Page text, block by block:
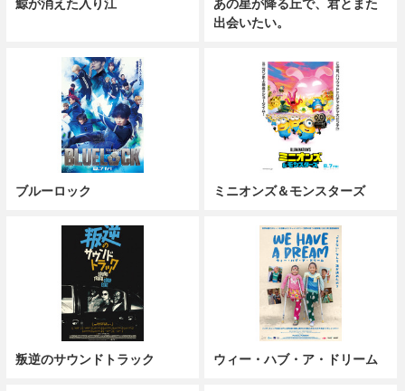
鯨が消えた入り江
あの星が降る丘で、君とまた
出会いたい。
ブルーロック ミニオンズ＆モンスターズ
叛逆のサウンドトラック ウィー・ハブ・ア・ドリーム